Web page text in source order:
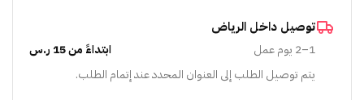
توصيل داخل الرياض
1–2 يوم عمل
ابتداءً من 15 ر.س
يتم توصيل الطلب إلى العنوان المحدد عند إتمام الطلب.